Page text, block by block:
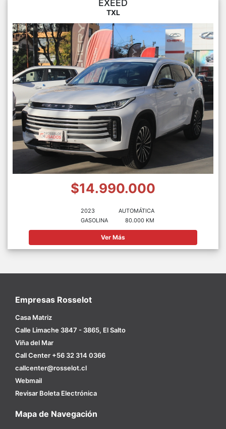
EXEED
TXL
$14.990.000
2023
GASOLINA
AUTOMÁTICA
80.000 KM
Ver Más
Empresas Rosselot
Casa Matriz
Calle Limache 3847 - 3865, El Salto
Viña del Mar
Call Center +56 32 314 0366
callcenter@rosselot.cl
Webmail
Revisar Boleta Electrónica
Mapa de Navegación